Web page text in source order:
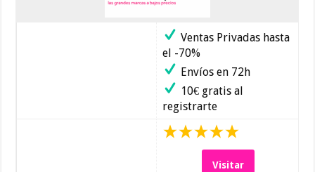
Ventas Privadas hasta
el -70%
Envíos en 72h
10€ gratis al
registrarte
Visitar